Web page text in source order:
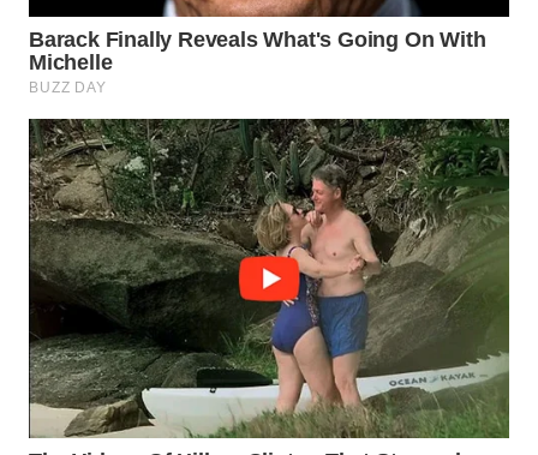
SURABAYA
WN
NATUNA
WN
BINTAN
WN
MANDALIKA
WN
LIKUPANG